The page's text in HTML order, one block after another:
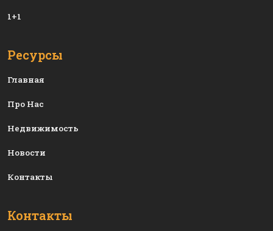
1+1
Ресурсы
Главная
Про Нас
Недвижимость
Новости
Контакты
Контакты